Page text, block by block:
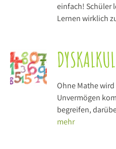
einfach! Schüler
Lernen wirklich
Ohne Mathe
Unvermögen
begreifen,
mehr